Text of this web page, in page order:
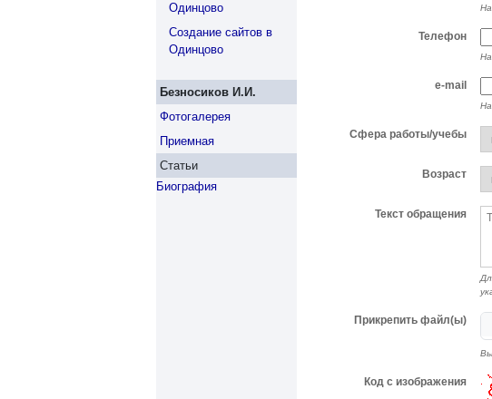
Одинцово
Создание сайтов в
Одинцово
Безносиков И.И.
Фотогалерея
Приемная
Статьи
Биография
Телефон
e-mail
Сфера работы/учебы
Возраст
Текст обращения
Прикрепить файл(ы)
Код с изображения